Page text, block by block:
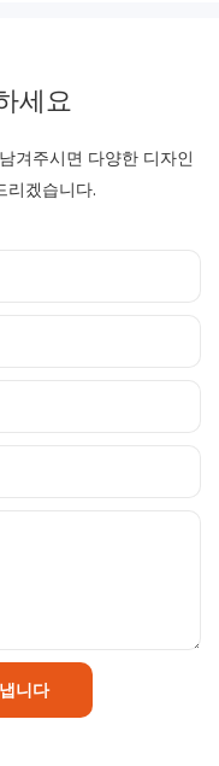
세요
겨주시면 다양한 디자인
리겠습니다.
니다